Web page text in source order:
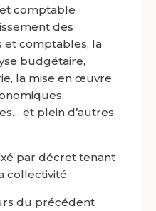
comptable
des
comptables, la
budgétaire,
la mise en œuvre
et plein d’autres
par décret tenant
collectivité.
du précédent